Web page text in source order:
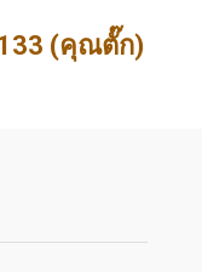
(คุณตั๊ก)